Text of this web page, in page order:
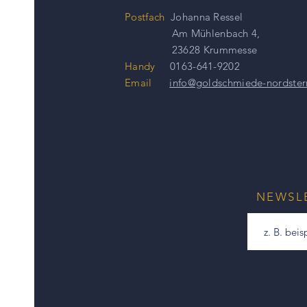
Postfach Johanna Ressel
Am Mühlenbach 4,
23628 Krummesse
Handy 0163-641-9202
Email info@goldschmiede-